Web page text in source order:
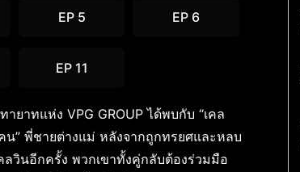
EP 5 EP 6
EP 11
ายาทแห่ง VPG GROUP ได้พบกับ “เคล
น” พี่ชายต่างแม่ หลังจากถูกทรยศและหลบ
ลวินอีกครั้ง พวกเขาทั้งคู่กลับต้องร่วมมือ